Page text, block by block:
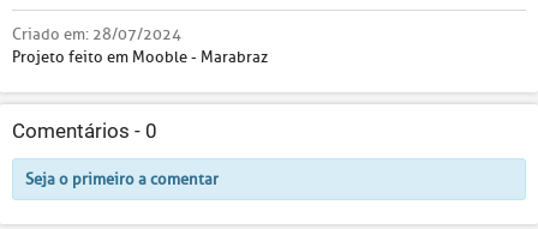
Criado em: 28/07/2024
Projeto feito em Mooble - Marabraz
Comentários - 0
Seja o primeiro a comentar